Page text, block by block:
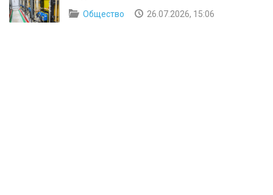
Общество 26.07.2026, 15:06